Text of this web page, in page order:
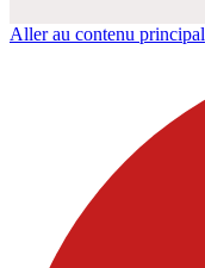
Aller au contenu principal